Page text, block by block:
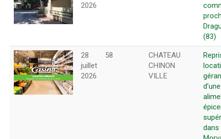
2026
(83)
28
juillet
2026
58
CHATEAU
CHINON
VILLE
d’une
dans